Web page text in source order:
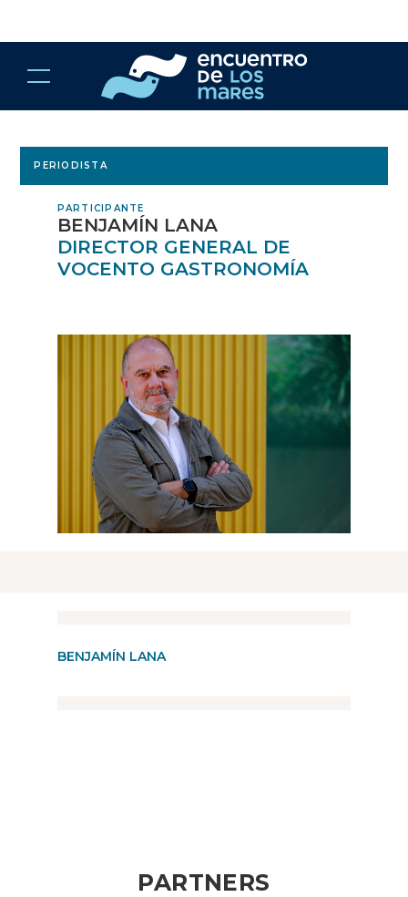
PERIODISTA
PARTICIPANTE
BENJAMÍN LANA
DIRECTOR GENERAL DE
VOCENTO GASTRONOMÍA
BENJAMÍN LANA
PARTNERS